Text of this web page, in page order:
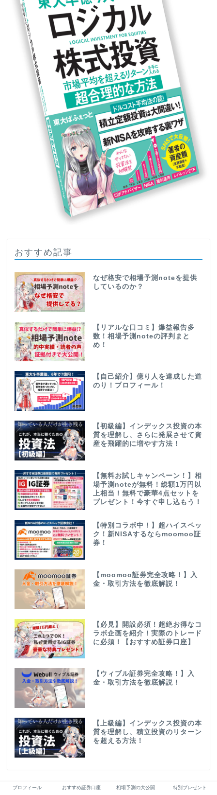
おすすめ記事
なぜ格安で相場予測noteを提供
しているのか？
【リアルな口コミ】爆益報告多
数！相場予測noteの評判まと
め！
【自己紹介】億り人を達成した道
のり！プロフィール！
【初級編】インデックス投資の本
質を理解し、さらに発展させて資
産を飛躍的に増やす方法！
【無料お試しキャンペーン！】相
場予測noteが無料！総額1万円以
上相当！無料で豪華4点セットを
プレゼント！今すぐ申し込もう！
【特別コラボ中！】超ハイスペッ
ク！新NISAするならmoomoo証
券！
【moomoo証券完全攻略！】入
金・取引方法を徹底解説！
【必見】開設必須！超絶お得なコ
ラボ企画を紹介！実際のトレード
に必須！【おすすめ証券口座】
【ウィブル証券完全攻略！】入
金・取引方法を徹底解説！
【上級編】インデックス投資の本
質を理解し、積立投資のリターン
を超える方法！
プロフィール おすすめ証券口座 相場予測の大公開 特別プレゼント